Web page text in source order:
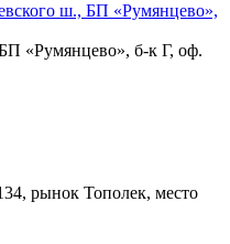
ш., БП «Румянцево»,
«Румянцево», б-к Г, оф.
рынок Тополек, место